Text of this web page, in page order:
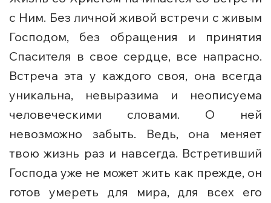
с Ним. Без личной живой встречи с живым
Господом, без обращения и принятия
Спасителя в свое сердце, все напрасно.
Встреча эта у каждого своя, она всегда
уникальна, невыразима и неописуема
человеческими словами. О ней
невозможно забыть. Ведь, она меняет
твою жизнь раз и навсегда. Встретивший
Господа уже не может жить как прежде, он
готов умереть для мира, для всех его